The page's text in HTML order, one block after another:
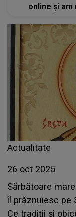
online și am
Actualitate
26 oct 2025
Sărbătoare
îl prăznuiesc pe
Ce tradiții și